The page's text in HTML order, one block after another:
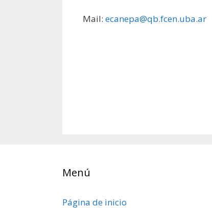
Mail: ecanepa@qb.fcen.uba.ar
Menú
Página de inicio